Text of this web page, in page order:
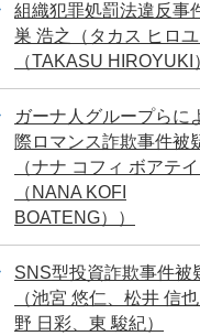
組織犯罪処罰法違反事
巣 浩之（タカス ヒロユ
（TAKASU HIROYUKI
ガーナ人グループらに
際ロマンス詐欺事件被
（ナナ コフィ ボアテ
（NANA KOFI
BOATENG））
SNS型投資詐欺事件被
（池宮 悠仁、松井 信
野 日彩、東 駿紀）